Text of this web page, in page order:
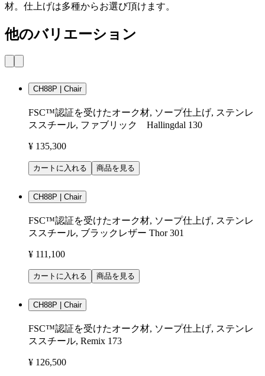
材。仕上げは多種からお選び頂けます。
他のバリエーション
CH88P | Chair
FSC™認証を受けたオーク材, ソープ仕上げ, ステンレ
ススチール, ファブリック Hallingdal 130
¥ 135,300
カートに入れる 商品を見る
CH88P | Chair
FSC™認証を受けたオーク材, ソープ仕上げ, ステンレ
ススチール, ブラックレザー Thor 301
¥ 111,100
カートに入れる 商品を見る
CH88P | Chair
FSC™認証を受けたオーク材, ソープ仕上げ, ステンレ
ススチール, Remix 173
¥ 126,500